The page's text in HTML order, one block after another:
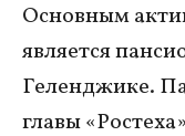
Основным
является
Геленджике.
главы